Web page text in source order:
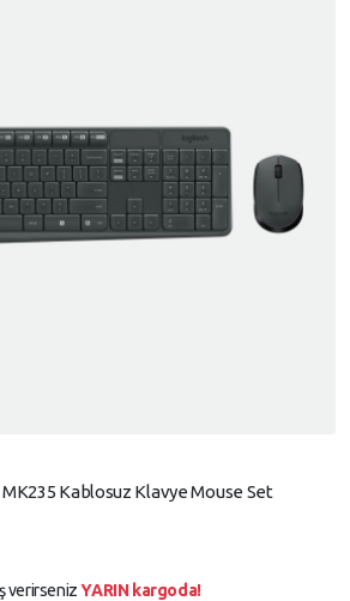
Kablosuz Klavye Mouse Set
verirsenizYARIN kargoda!